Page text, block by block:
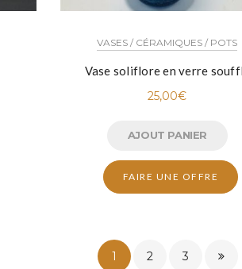
VASES / CÉRAMIQUES / POTS
Vase soliflore en verre
25,00€
AJOUT PANIER
FAIRE UNE OFFRE
1 2 3